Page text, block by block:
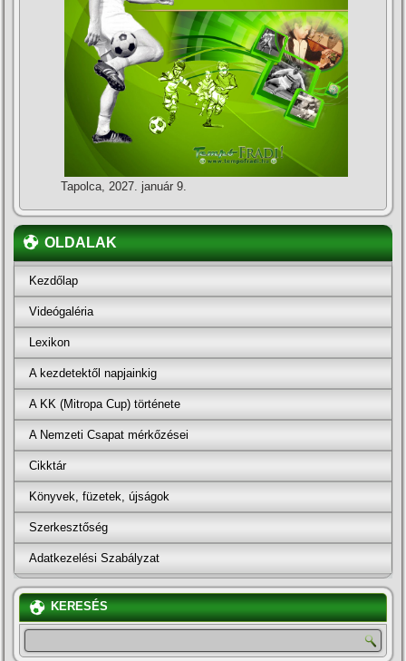
Tapolca, 2027. január 9.
OLDALAK
Kezdőlap
Videógaléria
Lexikon
A kezdetektől napjainkig
A KK (Mitropa Cup) története
A Nemzeti Csapat mérkőzései
Cikktár
Könyvek, füzetek, újságok
Szerkesztőség
Adatkezelési Szabályzat
KERESÉS